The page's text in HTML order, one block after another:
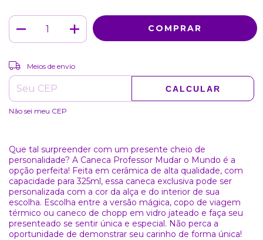
Entregas para o CEP:
Meios de envio
CALCULAR
Não sei meu CEP
Que tal surpreender com um presente cheio de
personalidade? A Caneca Professor Mudar o Mundo é a
opção perfeita! Feita em cerâmica de alta qualidade, com
capacidade para 325ml, essa caneca exclusiva pode ser
personalizada com a cor da alça e do interior de sua
escolha. Escolha entre a versão mágica, copo de viagem
térmico ou caneco de chopp em vidro jateado e faça seu
presenteado se sentir única e especial. Não perca a
oportunidade de demonstrar seu carinho de forma única!